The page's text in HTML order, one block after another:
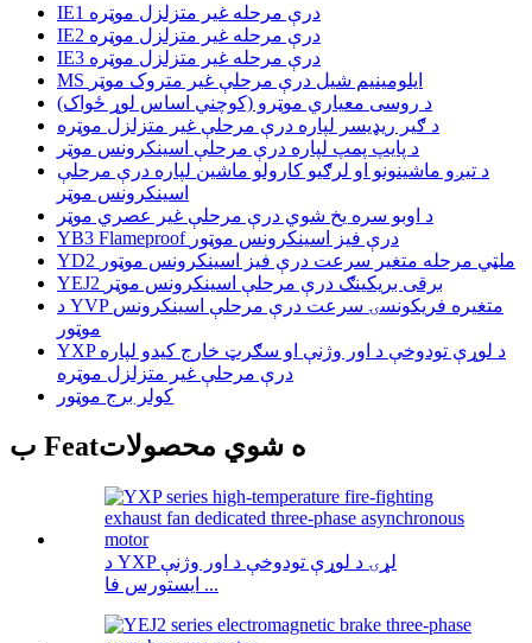
IE1 درې مرحله غیر متزلزل موټره
IE2 درې مرحله غیر متزلزل موټره
IE3 درې مرحله غیر متزلزل موټره
MS ایلومینیم شیل درې مرحلې غیر متروک موټر
د روسی معیاري موټرو (کوچني اساس لوړ ځواک)
د ګیر ریډیسر لپاره درې مرحلې غیر متزلزل موټره
د پایپ پمپ لپاره درې مرحلې اسینکرونس موټر
د تیږو ماشینونو او لرګیو کارولو ماشین لپاره درې مرحلې
اسینکرونس موټر
د اوبو سره یخ شوي درې مرحلې غیر عصري موټر
YB3 Flameproof درې فیز اسینکرونس موټور
YD2 ملټي مرحله متغیر سرعت درې فیز اسینکرونس موټور
YEJ2 برقی بریکینګ درې مرحلې اسینکرونس موټر
د YVP متغیره فریکونسۍ سرعت درې مرحلې اسینکرونس
موټور
YXP د لوړې تودوخې د اور وژنې او سګرټ خارج کیدو لپاره
درې مرحلې غیر متزلزل موټره
کولر برج موټور
ب Featه شوي محصولات
د YXP لړۍ د لوړې تودوخې د اور وژنې
ایستورس فا ...